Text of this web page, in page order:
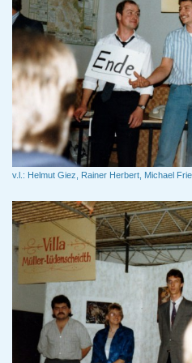
v.l.: Helmut Giez, Rainer Herbert, Michael